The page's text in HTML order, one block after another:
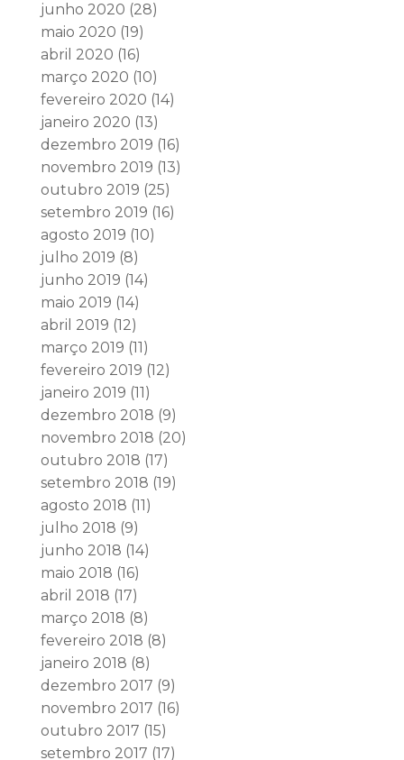
junho 2020 (28)
maio 2020 (19)
abril 2020 (16)
março 2020 (10)
fevereiro 2020 (14)
janeiro 2020 (13)
dezembro 2019 (16)
novembro 2019 (13)
outubro 2019 (25)
setembro 2019 (16)
agosto 2019 (10)
julho 2019 (8)
junho 2019 (14)
maio 2019 (14)
abril 2019 (12)
março 2019 (11)
fevereiro 2019 (12)
janeiro 2019 (11)
dezembro 2018 (9)
novembro 2018 (20)
outubro 2018 (17)
setembro 2018 (19)
agosto 2018 (11)
julho 2018 (9)
junho 2018 (14)
maio 2018 (16)
abril 2018 (17)
março 2018 (8)
fevereiro 2018 (8)
janeiro 2018 (8)
dezembro 2017 (9)
novembro 2017 (16)
outubro 2017 (15)
setembro 2017 (17)